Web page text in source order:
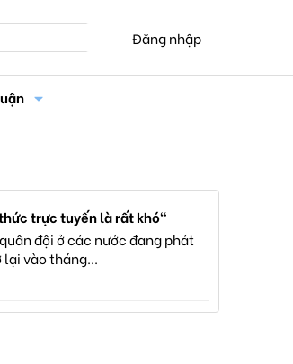
Đăng nhập
trực tuyến là rất khó"
đội ở các nước đang phát
vào tháng...